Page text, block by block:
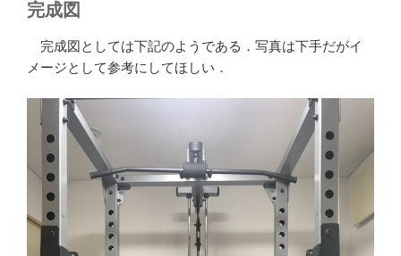
完成図
完成図としては下記のようである．写真は下手だがイ
メージとして参考にしてほしい．